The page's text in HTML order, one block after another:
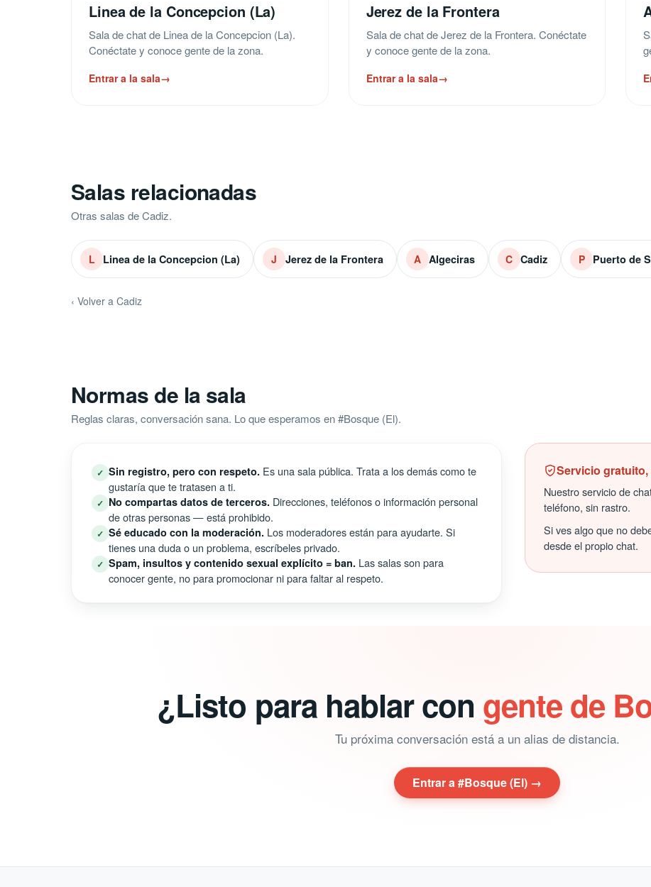
Linea de la Concepcion (La)
Sala de chat de Linea de la Concepcion (La).
Conéctate y conoce gente de la zona.
Entrar a la sala→
Jerez de la Frontera
Sala de chat de Jerez de la Frontera. Conéctate
y conoce gente de la zona.
Entrar a la sala→
Salas relacionadas
Otras salas de Cadiz.
L Linea de la Concepcion (La) J Jerez de la Frontera A Algeciras C Cadiz P Puerto de
‹ Volver a Cadiz
Normas de la sala
Reglas claras, conversación sana. Lo que esperamos en #Bosque (El).
✓ Sin registro, pero con respeto. Es una sala pública. Trata a los demás como te
gustaría que te tratasen a ti.
✓ No compartas datos de terceros. Direcciones, teléfonos o información personal
de otras personas — está prohibido.
✓ Sé educado con la moderación. Los moderadores están para ayudarte. Si
tienes una duda o un problema, escríbeles privado.
✓ Spam, insultos y contenido sexual explícito = ban. Las salas son para
conocer gente, no para promocionar ni para faltar al respeto.
Servicio
Nuestro servicio de
teléfono, sin rastro.
Si ves algo que no
desde el propio chat.
¿Listo para hablar con gente de
Tu próxima conversación está a un alias de distancia.
Entrar a #Bosque (El) →